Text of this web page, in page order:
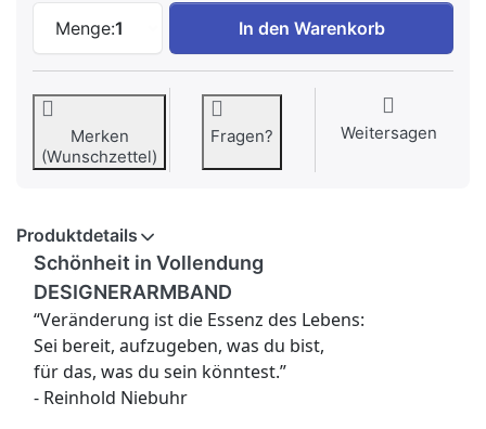
Menge:1
Schönheit in Vollendung
In den Warenkorb
Merken
(Wunschzettel)
Fragen? Weitersagen
Produktdetails
Schönheit in Vollendung
DESIGNERARMBAND
“Veränderung ist die Essenz des Lebens:
Sei bereit, aufzugeben, was du bist,
für das, was du sein könntest.”
- Reinhold Niebuhr